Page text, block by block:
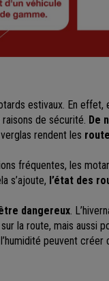
estivaux. En
de sécurité. De
rendent les
fréquentes, les
s’ajoute, l’état des
dangereux.
la route, mais aussi
peuvent créer